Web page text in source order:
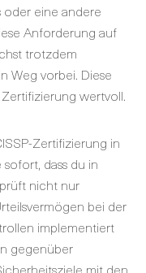
oder eine andere
Anforderung auf
trotzdem
Weg vorbei. Diese
wertvoll.
Zertifizierung in
dass du in
prüft nicht nur
bei der
implementiert
gegenüber
mit den